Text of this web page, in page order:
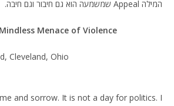
המילה Appeal שמשמעה הוא גם חיבור וגם חיבה.
Menace of Violence
Cleveland, Ohio
and sorrow. It is not a day for politics. I